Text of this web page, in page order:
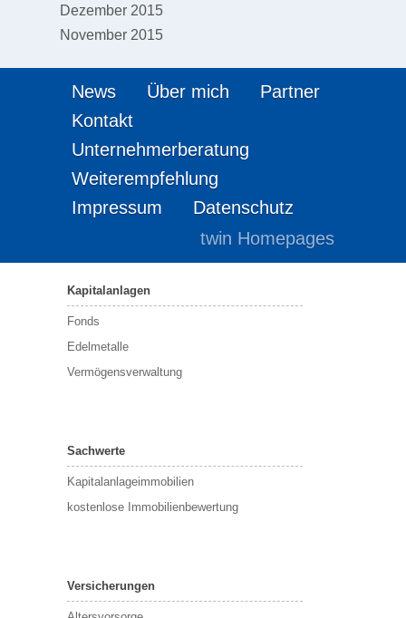
Dezember 2015
November 2015
News Über mich
Partner
Kontakt
Unternehmerberatung
Weiterempfehlung
Impressum
Datenschutz
twin Homepages
Kapitalanlagen
Fonds
Edelmetalle
Vermögensverwaltung
Sachwerte
Kapitalanlageimmobilien
kostenlose Immobilienbewertung
Versicherungen